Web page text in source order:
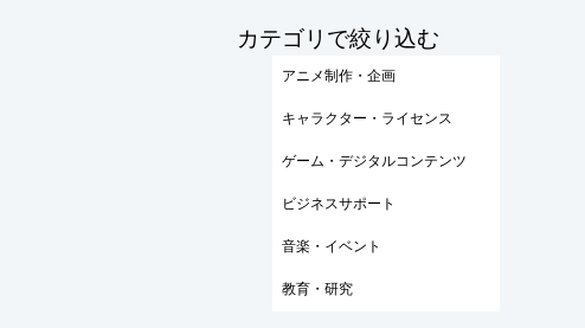
​カテゴリで絞り込む
アニメ制作・企画
キャラクター・ライセンス
ゲーム・デジタルコンテンツ
ビジネスサポート
音楽・イベント
教育・研究